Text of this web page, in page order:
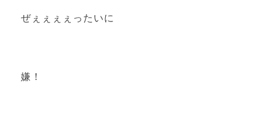
ぜぇぇぇぇったいに
嫌！